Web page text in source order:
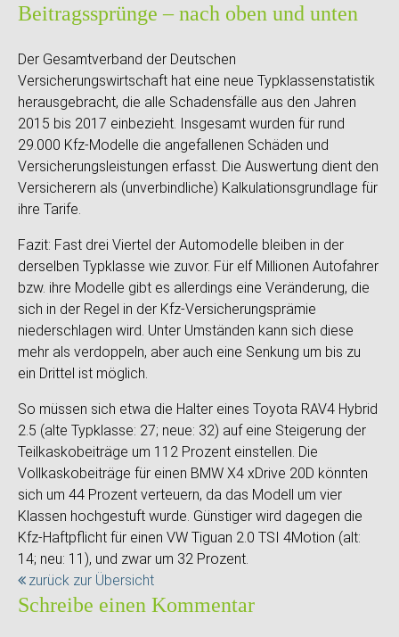
Beitragssprünge – nach oben und unten
Der Gesamtverband der Deutschen
Versicherungswirtschaft hat eine neue Typklassenstatistik
herausgebracht, die alle Schadensfälle aus den Jahren
2015 bis 2017 einbezieht. Insgesamt wurden für rund
29.000 Kfz-Modelle die angefallenen Schäden und
Versicherungsleistungen erfasst. Die Auswertung dient den
Versicherern als (unverbindliche) Kalkulationsgrundlage für
ihre Tarife.
Fazit: Fast drei Viertel der Automodelle bleiben in der
derselben Typklasse wie zuvor. Für elf Millionen Autofahrer
bzw. ihre Modelle gibt es allerdings eine Veränderung, die
sich in der Regel in der Kfz-Versicherungsprämie
niederschlagen wird. Unter Umständen kann sich diese
mehr als verdoppeln, aber auch eine Senkung um bis zu
ein Drittel ist möglich.
So müssen sich etwa die Halter eines Toyota RAV4 Hybrid
2.5 (alte Typklasse: 27; neue: 32) auf eine Steigerung der
Teilkaskobeiträge um 112 Prozent einstellen. Die
Vollkaskobeiträge für einen BMW X4 xDrive 20D könnten
sich um 44 Prozent verteuern, da das Modell um vier
Klassen hochgestuft wurde. Günstiger wird dagegen die
Kfz-Haftpflicht für einen VW Tiguan 2.0 TSI 4Motion (alt:
14; neu: 11), und zwar um 32 Prozent.
zurück zur Übersicht
Schreibe einen Kommentar